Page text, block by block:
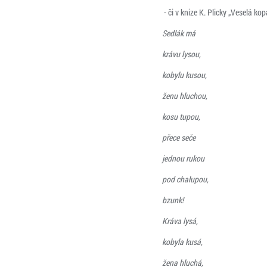
- či v knize K. Plicky „Veselá
Sedlák má
krávu lysou,
kobylu kusou,
ženu hluchou,
kosu tupou,
přece seče
jednou rukou
pod chalupou,
bzunk!
Kráva lysá,
kobyla kusá,
žena hluchá,